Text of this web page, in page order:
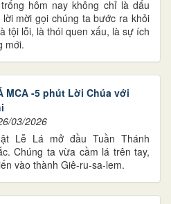
hôm nay không chỉ là dấu
mời gọi chúng ta bước ra khỏi
tội lỗi, là thói quen xấu, là sự ích
mới.
MCA -5 phút Lời Chúa với
03/2026
Lễ Lá mở đầu Tuần Thánh
Chúng ta vừa cầm lá trên tay,
vào thành Giê-ru-sa-lem.